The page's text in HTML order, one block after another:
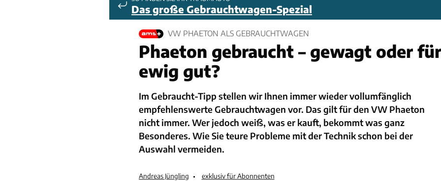
Das große Gebrauchtwagen-Spezial
VW PHAETON ALS GEBRAUCHTWAGEN
Phaeton gebraucht – gewagt oder für
ewig gut?
Im Gebraucht-Tipp stellen wir Ihnen immer wieder vollumfänglich
empfehlenswerte Gebrauchtwagen vor. Das gilt für den VW Phaeton
nicht immer. Wer jedoch weiß, was er kauft, bekommt was ganz
Besonderes. Wie Sie teure Probleme mit der Technik schon bei der
Auswahl vermeiden.
Andreas Jüngling
exklusiv für Abonnenten